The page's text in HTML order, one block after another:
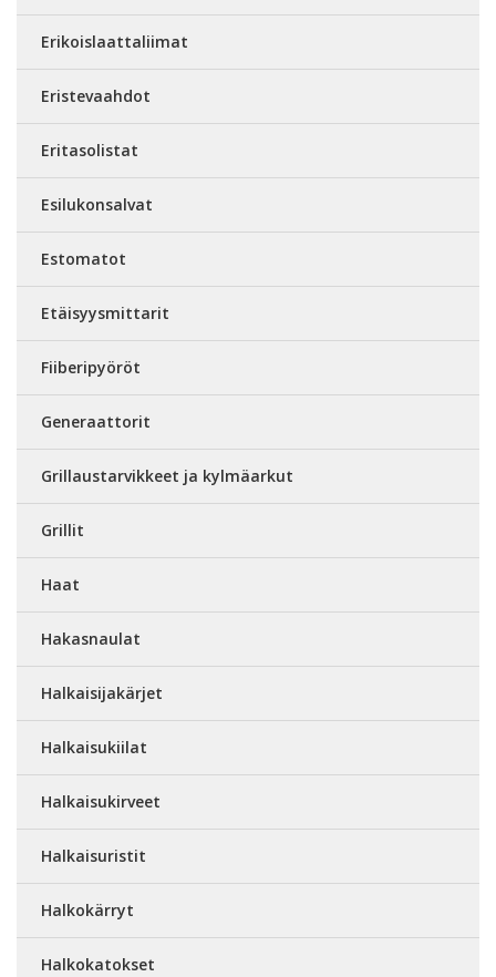
Erikoislaattaliimat
Eristevaahdot
Eritasolistat
Esilukonsalvat
Estomatot
Etäisyysmittarit
Fiiberipyöröt
Generaattorit
Grillaustarvikkeet ja kylmäarkut
Grillit
Haat
Hakasnaulat
Halkaisijakärjet
Halkaisukiilat
Halkaisukirveet
Halkaisuristit
Halkokärryt
Halkokatokset